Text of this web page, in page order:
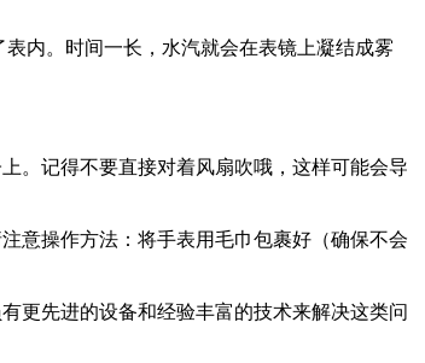
内。时间一长，水汽就会在表镜上凝结成雾
。记得不要直接对着风扇吹哦，这样可能会导
意操作方法：将手表用毛巾包裹好（确保不会
更先进的设备和经验丰富的技术来解决这类问